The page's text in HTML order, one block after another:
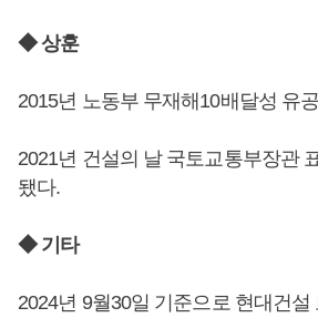
◆ 상훈
2015년 노동부 무재해10배달성 유
2021년 건설의 날 국토교통부장관
됐다.
◆ 기타
2024년 9월30일 기준으로 현대건설